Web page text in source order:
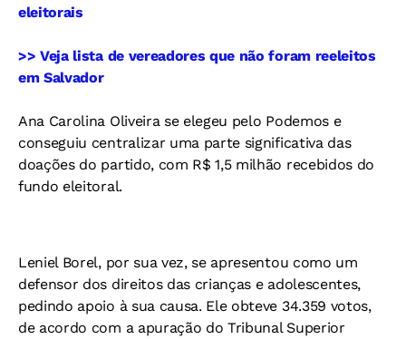
eleitorais
>> Veja lista de vereadores que não foram reeleitos
em Salvador
Ana Carolina Oliveira se elegeu pelo Podemos e
conseguiu centralizar uma parte significativa das
doações do partido, com R$ 1,5 milhão recebidos do
fundo eleitoral.
Leniel Borel, por sua vez, se apresentou como um
defensor dos direitos das crianças e adolescentes,
pedindo apoio à sua causa. Ele obteve 34.359 votos,
de acordo com a apuração do Tribunal Superior